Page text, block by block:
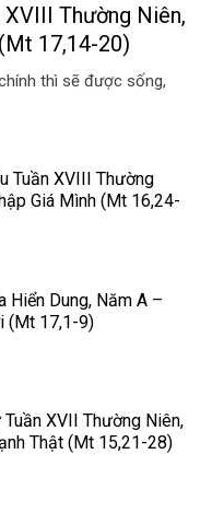
Thường Niên,
17,14-20)
thì sẽ được sống,
Tuần XVIII Thường
Giá Mình (Mt 16,24-
Hiển Dung, Năm A –
(Mt 17,1-9)
XVII Thường Niên,
Thật (Mt 15,21-28)